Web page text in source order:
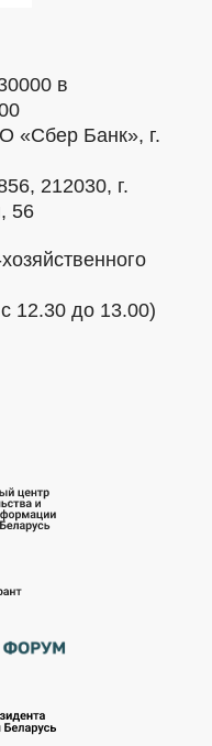
в
«Сбер Банк», г.
212030, г.
56
12.30 до 13.00)